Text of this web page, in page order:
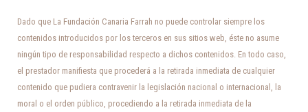
Dado que La Fundación Canaria Farrah no puede controlar siempre los
contenidos introducidos por los terceros en sus sitios web, éste no asume
ningún tipo de responsabilidad respecto a dichos contenidos. En todo caso,
el prestador manifiesta que procederá a la retirada inmediata de cualquier
contenido que pudiera contravenir la legislación nacional o internacional, la
moral o el orden público, procediendo a la retirada inmediata de la